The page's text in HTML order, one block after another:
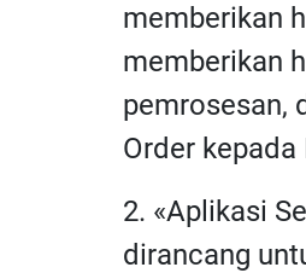
memberikan
memberikan
pemrosesan,
Order kepada
2. «Aplikasi
dirancang